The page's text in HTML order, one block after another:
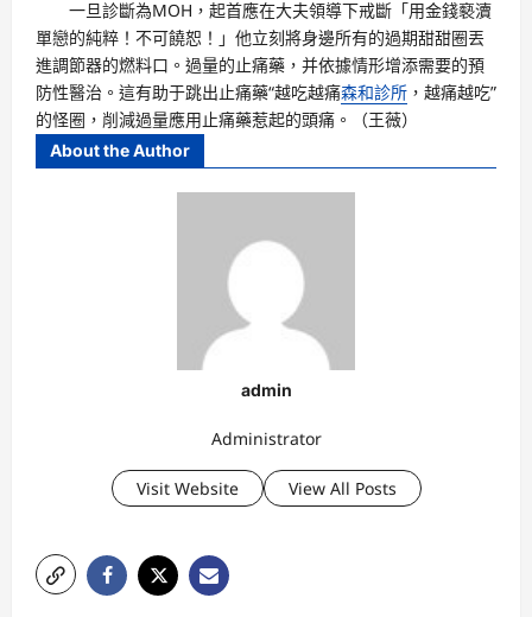
一旦診斷為MOH，起首應在大夫領導下戒斷「用金錢褻瀆
單戀的純粹！不可饒恕！」他立刻將身邊所有的過期甜甜圈丟
進調節器的燃料口。過量的止痛藥，并依據情形增添需要的預
防性醫治。這有助于跳出止痛藥“越吃越痛森和診所 ，越痛越吃”
的怪圈，削減過量應用止痛藥惹起的頭痛。（王薇）
About the Author
admin
Administrator
Visit Website View All Posts